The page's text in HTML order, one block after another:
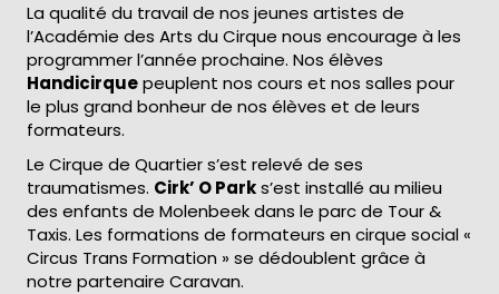
La qualité du travail de nos jeunes artistes de
l’Académie des Arts du Cirque nous encourage à les
programmer l’année prochaine. Nos élèves
Handicirquepeuplent nos cours et nos salles pour
le plus grand bonheur de nos élèves et de leurs
formateurs.
Le Cirque de Quartier s’est relevé de ses
traumatismes. Cirk’ O Parks’est installé au milieu
des enfants de Molenbeek dans le parc de Tour &
Taxis. Les formations de formateurs en cirque social «
Circus Trans Formation » se dédoublent grâce à
notre partenaire Caravan.